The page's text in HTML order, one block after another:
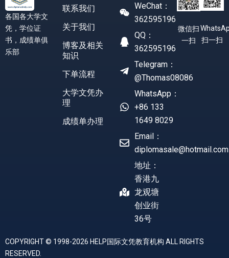
各国各大学文
凭，学位证
书，成绩单俱
乐部
联系我们
关于我们
博客及相关
知识
下单流程
大学文凭办
理
成绩单办理
WeChat：
362595196
QQ：
362595196
Telegram：
@Thomas08086
WhatsApp：
+86 133
1649 8029
Email：
diplomasale@hotmail.com
地址：
香港九
龙观塘
创业街
36号
微信扫
一扫
扫一扫
COPYRIGHT © 1998-2026 HELP国际文凭教育机构 ALL RIGHTS
RESERVED.